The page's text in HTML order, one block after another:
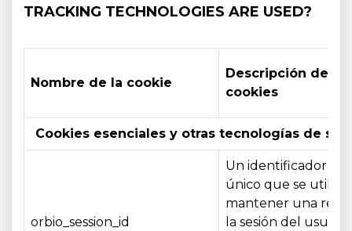
TRACKING TECHNOLOGIES ARE USED?
Nombre de la cookie
Descripción de las
cookies
Cookies esenciales y otras tecnologías de
orbio_session_id
Un identificador de
único que se utiliza
mantener una
la sesión del